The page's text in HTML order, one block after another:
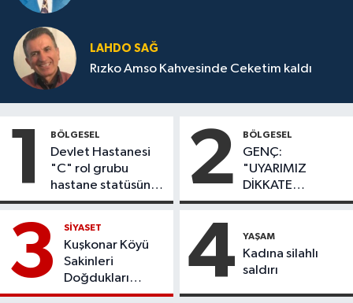
LAHDO SAĞ
Rızko Amso Kahvesinde Ceketim kaldı
1 BÖLGESEL
Devlet Hastanesi
"C" rol grubu
hastane statüsüne
yükseltildi
2 BÖLGESEL
GENÇ:
"UYARIMIZ
DİKKATE
ALINMADI,
İHMALİ KAZAYLA
SONUÇLANDI
3 SİYASET
Kuşkonar Köyü
Sakinleri
Doğdukları
Topraklara
4 YAŞAM
Kadına silahlı
saldırı